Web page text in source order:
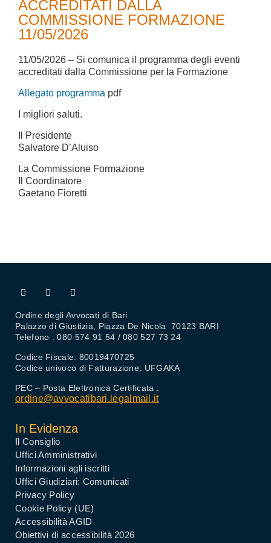
ACCREDITATI DALLA
COMMISSIONE FORMAZIONE
11/05/2026
11/05/2026 – Si comunica il programma degli eventi
accreditati dalla Commissione per la Formazione
Allegato programma pdf
I migliori saluti.
Il Presidente
Salvatore D’Aluiso
La Commissione Formazione
Il Coordinatore
Gaetano Fioretti
Ordine degli Avvocati di Bari
Palazzo di Giustizia, Piazza De Nicola 70123 BARI
Telefono : 080 574 91 54 / 080 527 73 24
Codice Fiscale: 80019470725
Codice univoco di Fatturazione: UFGAKA
PEC – Posta Elettronica Certificata :
ordine@avvocatibari.legalmail.it
In Evidenza
Il Consiglio
Uffici Amministrativi
Informazioni agli iscritti
Uffici Giudiziari: Comunicati
Privacy Policy
Cookie Policy (UE)
Accessibilità AGID
Obiettivi di accessibilità 2026